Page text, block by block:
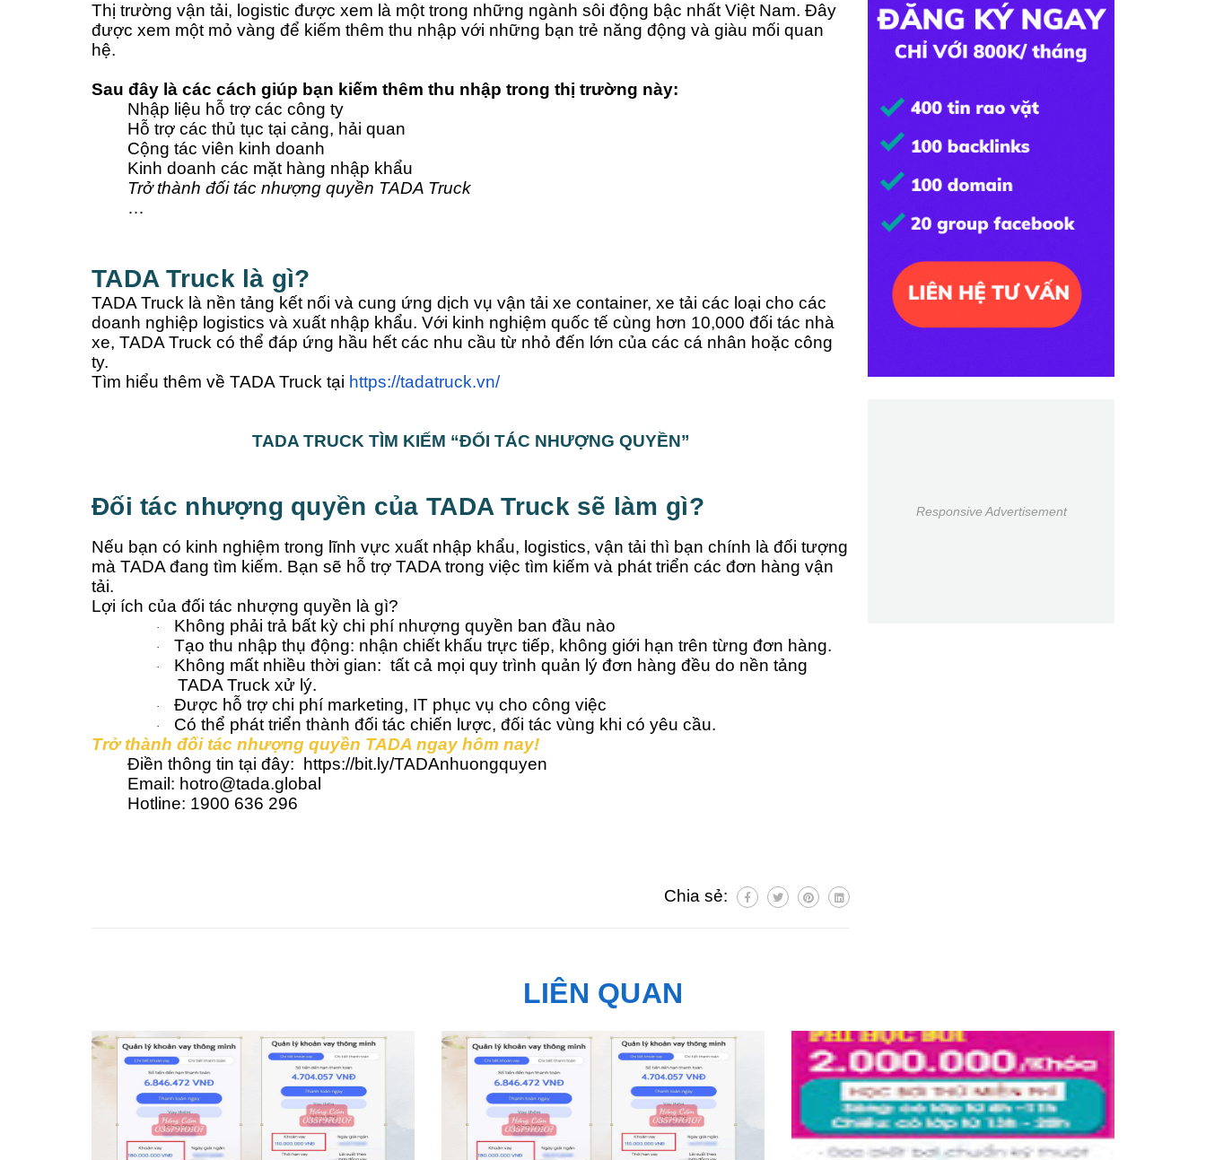
Thị trường vận tải, logistic được xem là một trong những ngành sôi động bậc nhất Việt Nam. Đây
được xem một mỏ vàng để kiếm thêm thu nhập với những bạn trẻ năng động và giàu mối quan
hệ.
Sau đây là các cách giúp bạn kiếm thêm thu nhập trong thị trường này:
Nhập liệu hỗ trợ các công ty
Hỗ trợ các thủ tục tại cảng, hải quan
Cộng tác viên kinh doanh
Kinh doanh các mặt hàng nhập khẩu
Trở thành đối tác nhượng quyền TADA Truck
…
TADA Truck là gì?
TADA Truck là nền tảng kết nối và cung ứng dịch vụ vận tải xe container, xe tải các loại cho các
doanh nghiệp logistics và xuất nhập khẩu. Với kinh nghiệm quốc tế cùng hơn 10,000 đối tác nhà
xe, TADA Truck có thể đáp ứng hầu hết các nhu cầu từ nhỏ đến lớn của các cá nhân hoặc công
ty.
Tìm hiểu thêm về TADA Truck tại https://tadatruck.vn/
TADA TRUCK TÌM KIẾM “ĐỐI TÁC NHƯỢNG QUYỀN”
Đối tác nhượng quyền của TADA Truck sẽ làm gì?
Nếu bạn có kinh nghiệm trong lĩnh vực xuất nhập khẩu, logistics, vận tải thì bạn chính là đối tượng
mà TADA đang tìm kiếm. Bạn sẽ hỗ trợ TADA trong việc tìm kiếm và phát triển các đơn hàng vận
tải.
Lợi ích của đối tác nhượng quyền là gì?
· Không phải trả bất kỳ chi phí nhượng quyền ban đầu nào
· Tạo thu nhập thụ động: nhận chiết khấu trực tiếp, không giới hạn trên từng đơn hàng.
·
Không mất nhiều thời gian: tất cả mọi quy trình quản lý đơn hàng đều do nền tảng
TADA Truck xử lý.
· Được hỗ trợ chi phí marketing, IT phục vụ cho công việc
·
Có thể phát triển thành đối tác chiến lược, đối tác vùng khi có yêu cầu.
Trở thành đối tác nhượng quyền TADA ngay hôm nay!
Điền thông tin tại đây: https://bit.ly/TADAnhuongquyen
Email: hotro@tada.global
Hotline: 1900 636 296
Chia sẻ:
Responsive Advertisement
LIÊN QUAN